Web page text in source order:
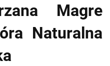
Magre
Naturalna